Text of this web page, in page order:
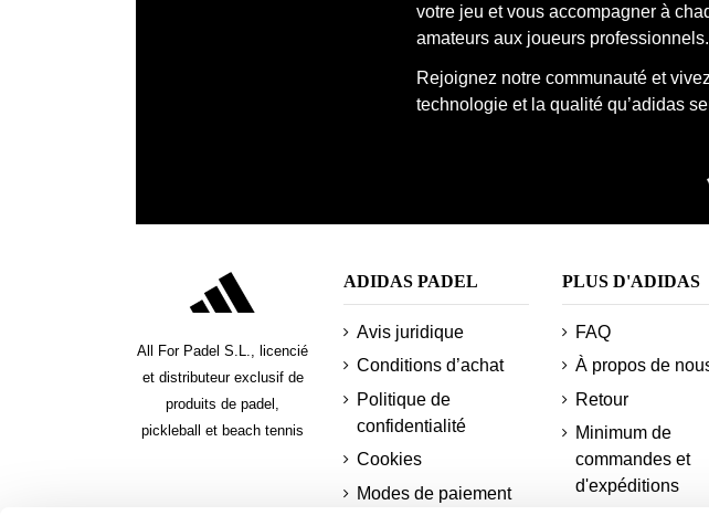
votre jeu et vous accompagner à
amateurs aux joueurs professionnels.
Rejoignez notre communauté et
technologie et la qualité qu’adidas
All For Padel S.L., licencié
et distributeur exclusif de
produits de padel,
pickleball et beach tennis
ADIDAS PADEL
Avis juridique
Conditions d’achat
Politique de
confidentialité
Cookies
Modes de paiement
PLUS D'ADIDAS
FAQ
À propos de
Retour
Minimum de
commandes et
d'expéditions